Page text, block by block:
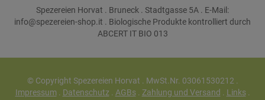
Spezereien Horvat . Bruneck . Stadtgasse 5A . E-Mail:
info@spezereien-shop.it . Biologische Produkte kontrolliert durch
ABCERT IT BIO 013
© Copyright Spezereien Horvat . MwSt.Nr. 03061530212 .
Impressum. Datenschutz. AGBs. Zahlung und Versand . Links.